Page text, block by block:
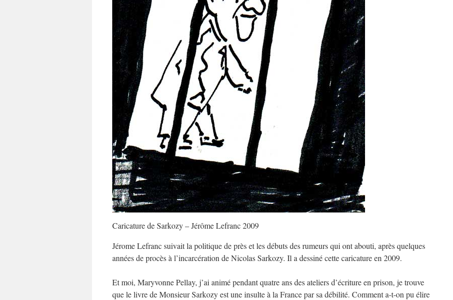
Caricature de Sarkozy – Jérôme Lefranc 2009
Jérome Lefranc suivait la politique de près et les débuts des rumeurs qui ont abouti, après quelques
années de procès à l’incarcération de Nicolas Sarkozy. Il a dessiné cette caricature en 2009.
Et moi, Maryvonne Pellay, j’ai animé pendant quatre ans des ateliers d’écriture en prison, je trouve
que le livre de Monsieur Sarkozy est une insulte à la France par sa débilité. Comment a-t-on pu élire